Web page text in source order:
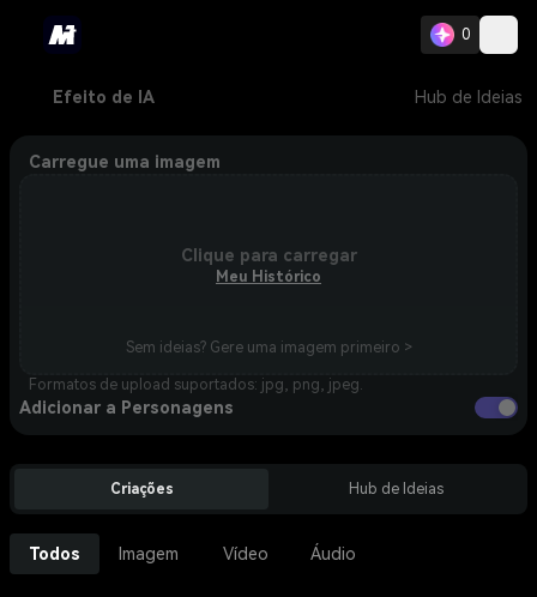
0
Efeito de IA Hub de Ideias
Carregue uma imagem
Clique para carregar
Meu Histórico
Sem ideias? Gere uma imagem primeiro >
Formatos de upload suportados: jpg, png, jpeg.
Adicionar a Personagens
Criações Hub de Ideias
Todos Imagem Vídeo Áudio